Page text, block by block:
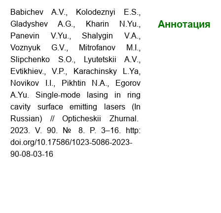
Babichev A.V., Kolodeznyi E.S.,
Gladyshev A.G., Kharin N.Yu.,
Panevin V.Yu., Shalygin V.A.,
Voznyuk G.V., Mitrofanov M.I.,
Slipchenko S.O., Lyutetskii A.V.,
Evtikhiev., V.P., Karachinsky L.Ya,
Novikov I.I., Pikhtin N.A., Egorov
A.Yu. Single-mode lasing in ring
cavity surface emitting lasers (In
Russian) // Opticheskii Zhurnal.
2023. V. 90. № 8. P. 3–16. http:
doi.org/10.17586/1023-5086-2023-
90-08-03-16
Аннотация